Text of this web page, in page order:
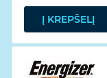
Į KREPŠELĮ